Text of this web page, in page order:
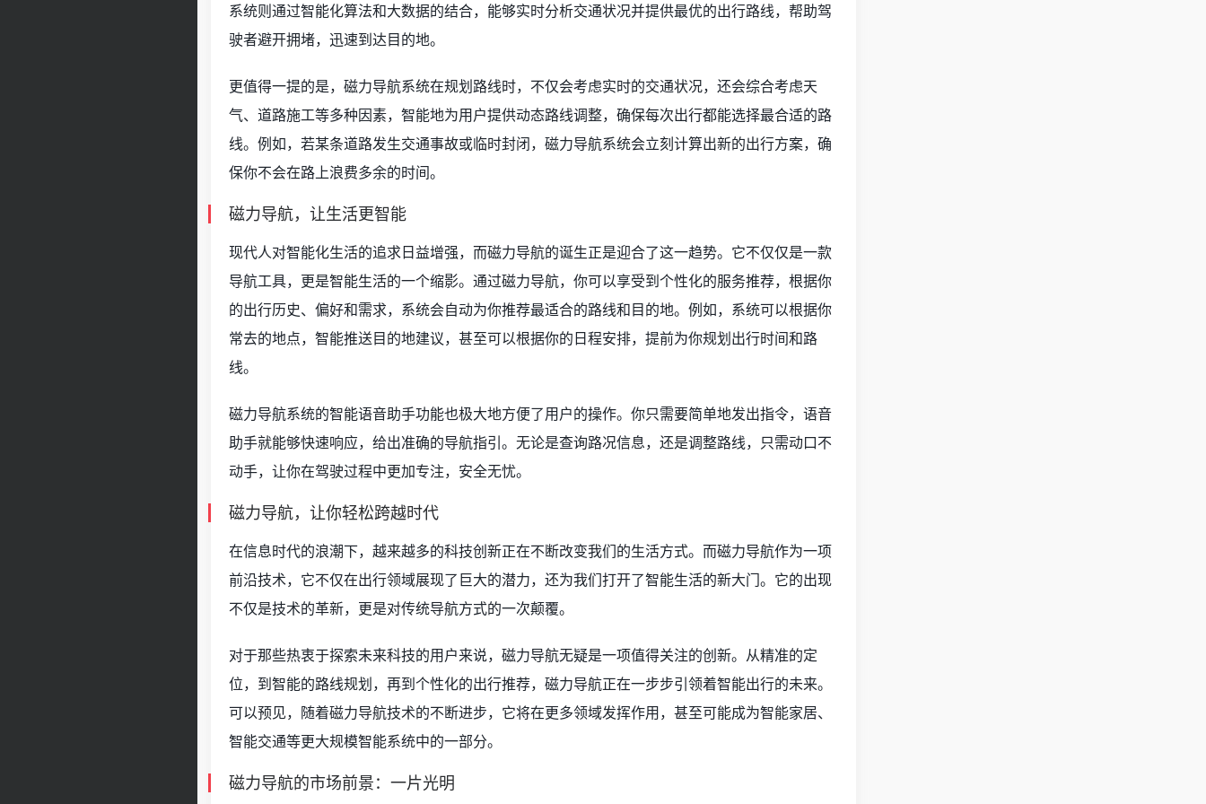
系统则通过智能化算法和大数据的结合，能够实时分析交通状况并提供最优的出行路线，帮助驾
驶者避开拥堵，迅速到达目的地。
更值得一提的是，磁力导航系统在规划路线时，不仅会考虑实时的交通状况，还会综合考虑天
气、道路施工等多种因素，智能地为用户提供动态路线调整，确保每次出行都能选择最合适的路
线。例如，若某条道路发生交通事故或临时封闭，磁力导航系统会立刻计算出新的出行方案，确
保你不会在路上浪费多余的时间。
磁力导航，让生活更智能
现代人对智能化生活的追求日益增强，而磁力导航的诞生正是迎合了这一趋势。它不仅仅是一款
导航工具，更是智能生活的一个缩影。通过磁力导航，你可以享受到个性化的服务推荐，根据你
的出行历史、偏好和需求，系统会自动为你推荐最适合的路线和目的地。例如，系统可以根据你
常去的地点，智能推送目的地建议，甚至可以根据你的日程安排，提前为你规划出行时间和路
线。
磁力导航系统的智能语音助手功能也极大地方便了用户的操作。你只需要简单地发出指令，语音
助手就能够快速响应，给出准确的导航指引。无论是查询路况信息，还是调整路线，只需动口不
动手，让你在驾驶过程中更加专注，安全无忧。
磁力导航，让你轻松跨越时代
在信息时代的浪潮下，越来越多的科技创新正在不断改变我们的生活方式。而磁力导航作为一项
前沿技术，它不仅在出行领域展现了巨大的潜力，还为我们打开了智能生活的新大门。它的出现
不仅是技术的革新，更是对传统导航方式的一次颠覆。
对于那些热衷于探索未来科技的用户来说，磁力导航无疑是一项值得关注的创新。从精准的定
位，到智能的路线规划，再到个性化的出行推荐，磁力导航正在一步步引领着智能出行的未来。
可以预见，随着磁力导航技术的不断进步，它将在更多领域发挥作用，甚至可能成为智能家居、
智能交通等更大规模智能系统中的一部分。
磁力导航的市场前景：一片光明